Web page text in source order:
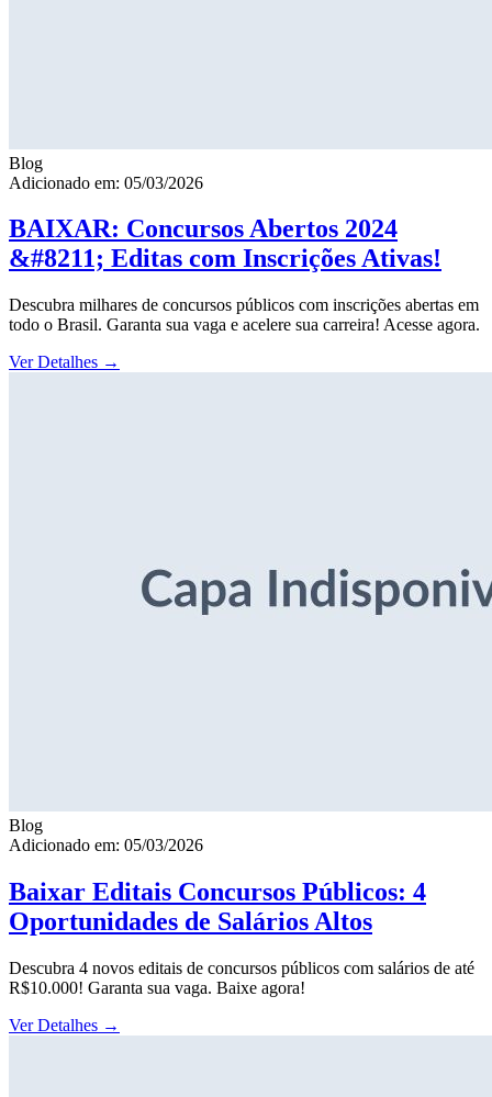
Blog
Adicionado em: 05/03/2026
BAIXAR: Concursos Abertos 2024
&#8211; Editas com Inscrições Ativas!
Descubra milhares de concursos públicos com inscrições abertas em
todo o Brasil. Garanta sua vaga e acelere sua carreira! Acesse agora.
Ver Detalhes →
Blog
Adicionado em: 05/03/2026
Baixar Editais Concursos Públicos: 4
Oportunidades de Salários Altos
Descubra 4 novos editais de concursos públicos com salários de até
R$10.000! Garanta sua vaga. Baixe agora!
Ver Detalhes →